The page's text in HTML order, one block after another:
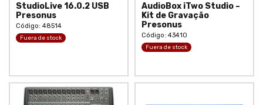
StudioLive 16.0.2 USB
Presonus
Código: 48514
Fuera de stock
AudioBox iTwo Studio –
Kit de Gravação
Presonus
Código: 43410
Fuera de stock